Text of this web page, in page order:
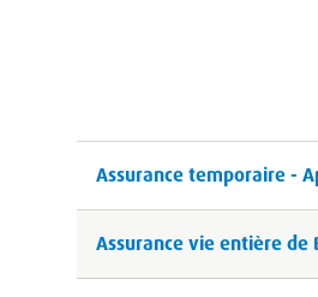
Assurance temporaire -
Assurance vie entière de